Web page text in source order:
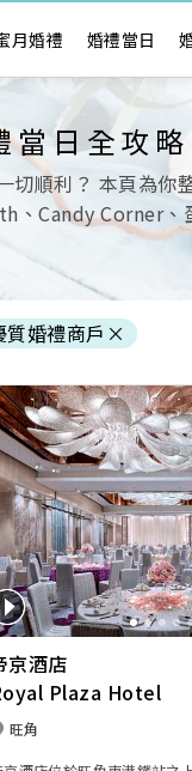
月婚禮 婚禮當日
當日全攻
順利？ 本頁為
Candy Corner
質婚禮商戶 ×
Previous
京酒店
Plaza Hotel
旺角